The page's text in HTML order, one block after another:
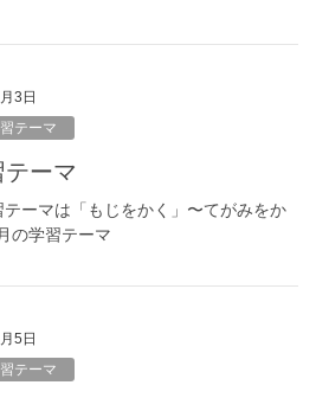
3日
テーマ
テーマ
テーマは「もじをかく」〜てがみをか
の学習テーマ
5日
テーマ